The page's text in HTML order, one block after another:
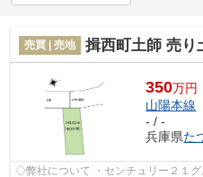
売買 | 売地 揖西町土師 売り
350万円
山陽本線
- / -
兵庫県た
◇弊社について ・センチュリー２１グループ企業（加盟店は全店舗独立） ・